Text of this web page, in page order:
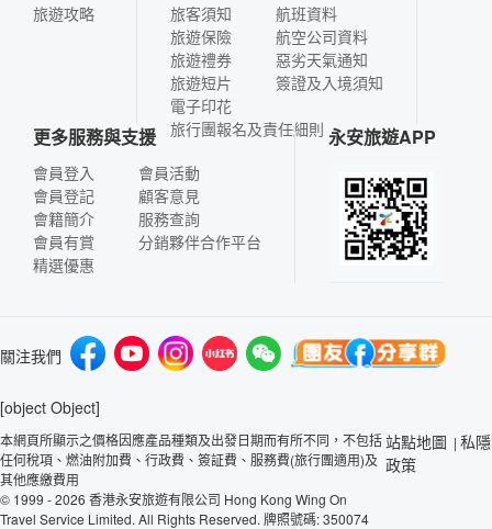
旅遊攻略
旅客須知
旅遊保險
旅遊禮券
旅遊短片
電子印花
航班資料
航空公司資料
惡劣天氣通知
簽證及入境須知
旅行團報名及責任細則
更多服務與支援
會員登入
會員登記
會籍簡介
會員有賞
精選優惠
會員活動
顧客意見
服務查詢
分銷夥伴合作平台
永安旅遊APP
關注我們
[object Object]
本網頁所顯示之價格因應產品種類及出發日期而有所不同，不包括
任何稅項、燃油附加費、行政費、簽証費、服務費(旅行團適用)及
其他應繳費用
© 1999 - 2026 香港永安旅遊有限公司 Hong Kong Wing On
Travel Service Limited. All Rights Reserved. 牌照號碼: 350074
站點地圖 | 私隱
政策